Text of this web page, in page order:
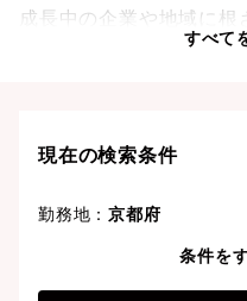
成長中の企業や地域に根
ージで活躍するチャンス
すべて
現在の検索条件
勤務地：京都府
Python
条件を